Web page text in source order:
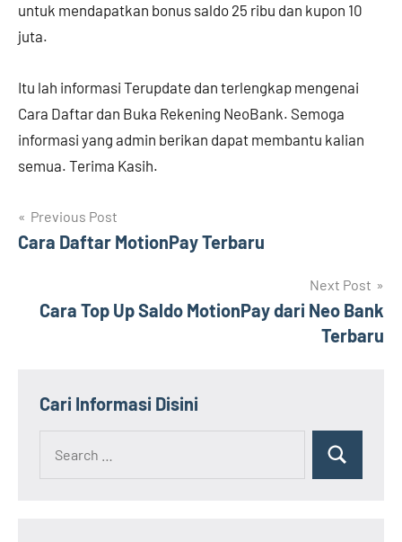
untuk mendapatkan bonus saldo 25 ribu dan kupon 10
juta.
Itu lah informasi Terupdate dan terlengkap mengenai
Cara Daftar dan Buka Rekening NeoBank. Semoga
informasi yang admin berikan dapat membantu kalian
semua. Terima Kasih.
Navigasi
pos
Previous Post
Cara Daftar MotionPay Terbaru
Next Post
Cara Top Up Saldo MotionPay dari Neo Bank
Terbaru
Cari Informasi Disini
Search